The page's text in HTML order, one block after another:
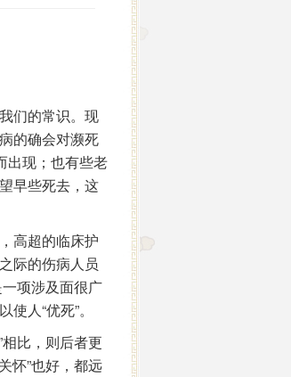
们的常识。现
的确会对濒死
出现；也有些老
早些死去，这
高超的临床护
际的伤病人员
项涉及面很广
人“优死”。
比，则后者更
怀”也好，都远